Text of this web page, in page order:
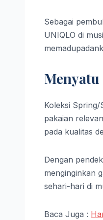
Sebagai
UNIQLO di
Koleksi Spring/
pakaian
pada kualitas
Dengan
menginginkan
sehari-hari di
Baca Juga :